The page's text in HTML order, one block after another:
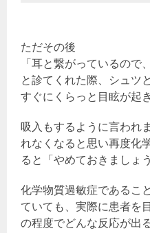
ただその後
「耳と繋がっているので
と診てくれた際、シュツ
すぐにくらっと目眩が起
吸入もするように言われ
れなくなると思い再度化
ると「やめておきましょ
化学物質過敏症であるこ
ていても、実際に患者を
の程度でどんな反応が出